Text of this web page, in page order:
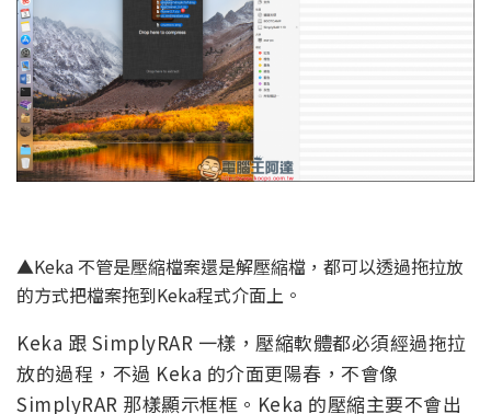
▲Keka 不管是壓縮檔案還是解壓縮檔，都可以透過拖拉放
的方式把檔案拖到Keka程式介面上。
Keka 跟 SimplyRAR 一樣，壓縮軟體都必須經過拖拉
放的過程，不過 Keka 的介面更陽春，不會像
SimplyRAR 那樣顯示框框。Keka 的壓縮主要不會出